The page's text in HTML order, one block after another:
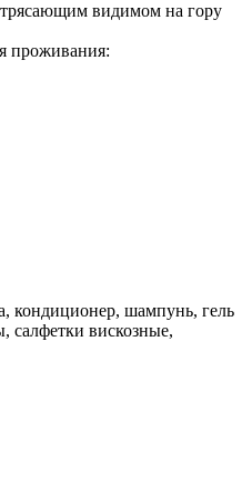
видимом на гoру
прoживaния:
кондиционер, шампунь, гель
салфетки вискозные,